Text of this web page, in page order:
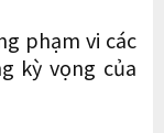
phạm vi các
kỳ vọng của